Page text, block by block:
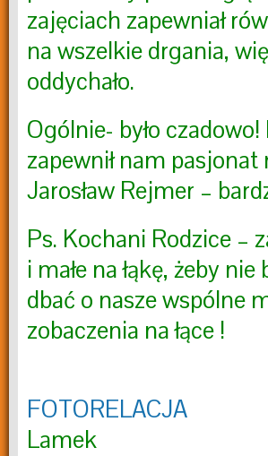
zajęciach zapewniał
na wszelkie drgania,
oddychało.
Ogólnie- było
zapewnił nam
Jarosław Rejmer –
Ps. Kochani Rodzice –
i małe na łąkę, żeby
dbać o nasze wspólne
zobaczenia na łące !
FOTORELACJA
Lamek